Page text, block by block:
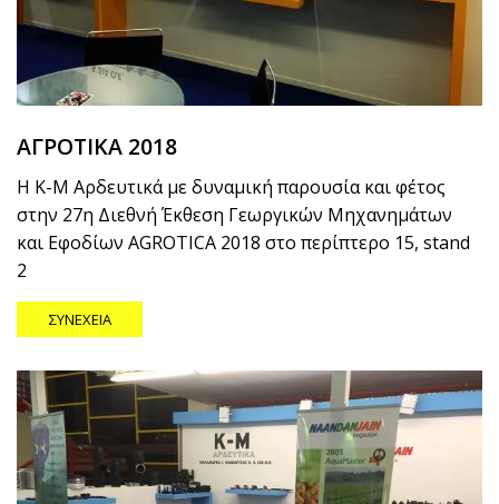
ΑΓΡΟΤΙΚΑ 2018
Η Κ-Μ Αρδευτικά με δυναμική παρουσία και φέτος
στην 27η Διεθνή Έκθεση Γεωργικών Μηχανημάτων
και Εφοδίων AGROTICA 2018 στο περίπτερο 15, stand
2
ΣΥΝΈΧΕΙΑ